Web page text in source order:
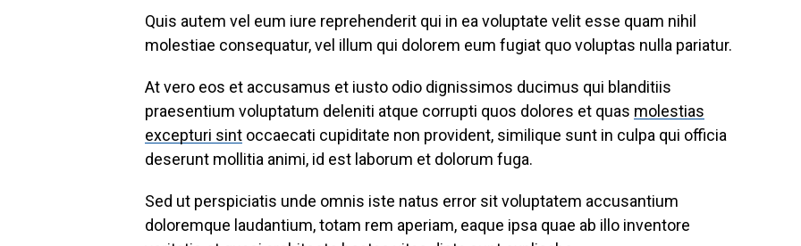
Quis autem vel eum iure reprehenderit qui in ea voluptate velit esse quam nihil
molestiae consequatur, vel illum qui dolorem eum fugiat quo voluptas nulla pariatur.
At vero eos et accusamus et iusto odio dignissimos ducimus qui blanditiis
praesentium voluptatum deleniti atque corrupti quos dolores et quas molestias
excepturi sint occaecati cupiditate non provident, similique sunt in culpa qui officia
deserunt mollitia animi, id est laborum et dolorum fuga.
Sed ut perspiciatis unde omnis iste natus error sit voluptatem accusantium
doloremque laudantium, totam rem aperiam, eaque ipsa quae ab illo inventore